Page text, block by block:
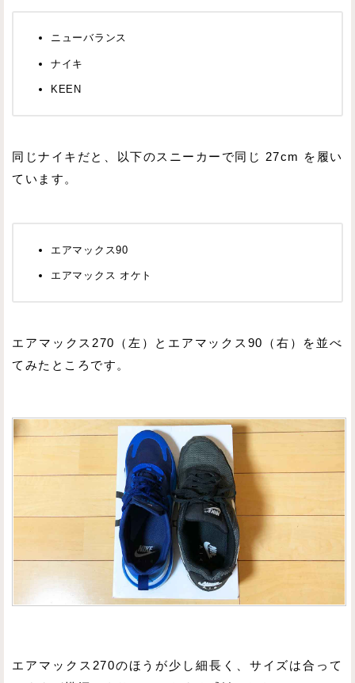
ニューバランス
ナイキ
KEEN
同じナイキだと、以下のスニーカーで同じ 27cm を履い
ています。
エアマックス90
エアマックス オケト
エアマックス270（左）とエアマックス90（右）を並べ
てみたところです。
エアマックス270のほうが少し細長く、サイズは合って